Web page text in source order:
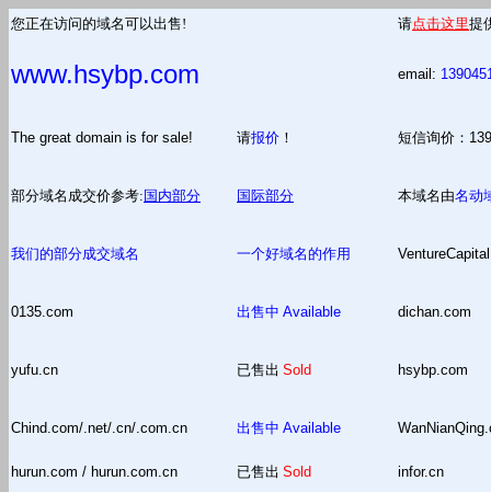
您正在访问的域名可以出售! 请点击这里提
www.hsybp.com email:
The great domain is for sale! 请报价 ！ 短信询价：
部分域名成交价参考: 国内部分 国际部分 本域名由名动
我们的部分成交域名 一个好域名的作用
0135.com 出售中 Available dichan.com
yufu.cn 已售出 Sold hsybp.com
Chind.com/.net/.cn/.com.cn 出售中 Available
hurun.com / hurun.com.cn 已售出 Sold
infor.cn